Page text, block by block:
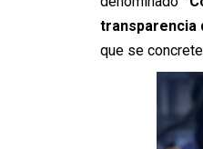
transparencia
que se